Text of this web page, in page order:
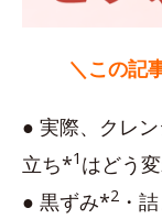
＼この記
● 実際、クレ
立ち*1 はどう
● 黒ずみ*2 ・